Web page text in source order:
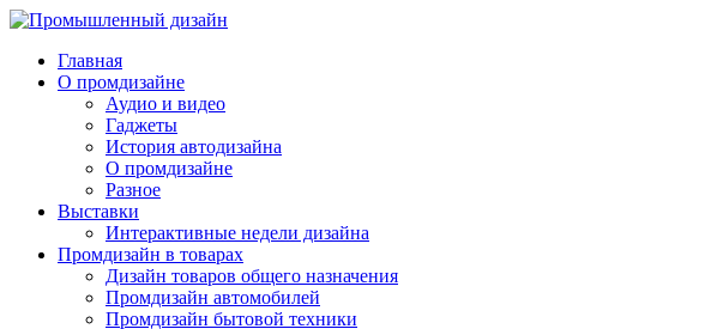
Главная
О промдизайне
Аудио и видео
Гаджеты
История автодизайна
О промдизайне
Разное
Выставки
Интерактивные недели дизайна
Промдизайн в товарах
Дизайн товаров общего назначения
Промдизайн автомобилей
Промдизайн бытовой техники